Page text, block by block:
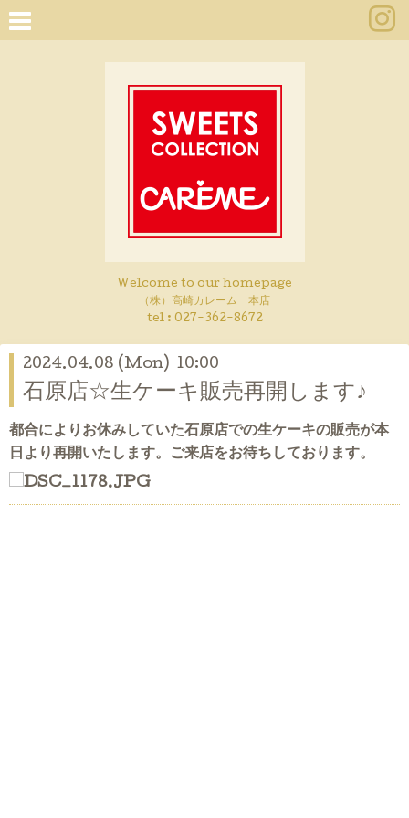
Welcome to our homepage
（株）高崎カレーム 本店
tel : 027-362-8672
2024.04.08 (Mon) 10:00
石原店☆生ケーキ販売再開します♪
都合によりお休みしていた石原店での生ケーキの販売が本
日より再開いたします。ご来店をお待ちしております。